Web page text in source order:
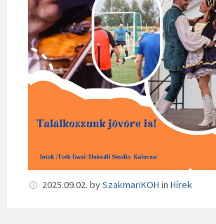
2025.09.02. bySzakmariKOH in Hírek